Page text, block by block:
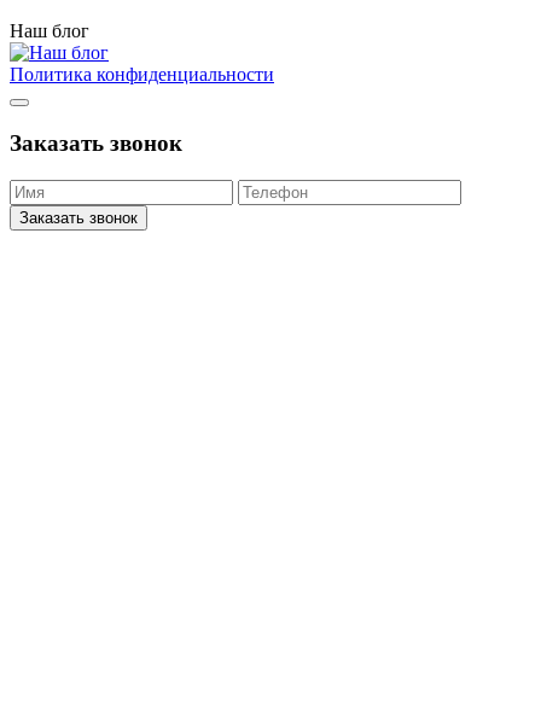
Наш блог
Политика конфиденциальности
Заказать звонок
Заказать звонок